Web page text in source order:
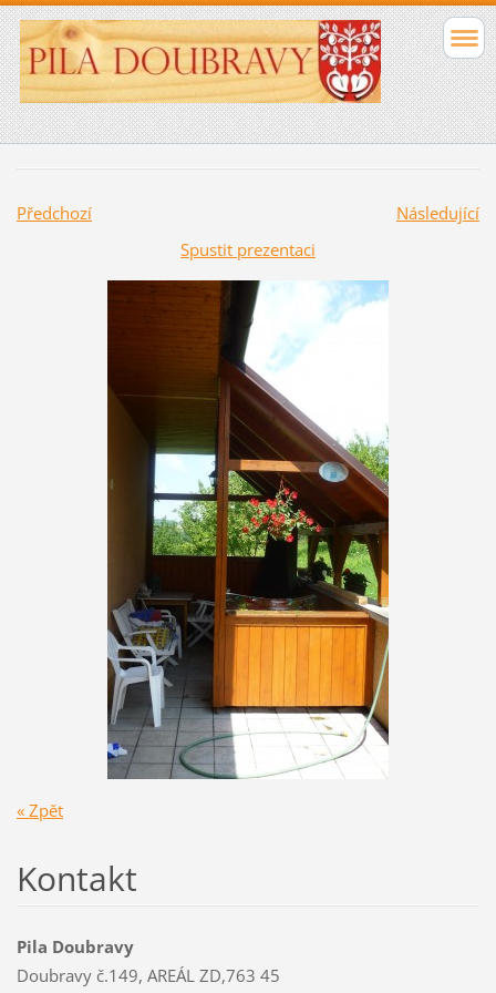
Předchozí
Následující
Spustit prezentaci
« Zpět
Kontakt
Pila Doubravy
Doubravy č.149, AREÁL ZD,763 45